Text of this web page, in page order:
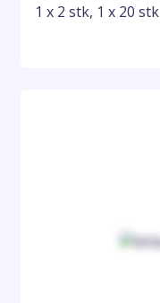
1 x 2 stk, 1 x 20 stk